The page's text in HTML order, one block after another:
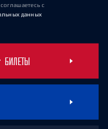
с
данных
БИЛЕТЫ